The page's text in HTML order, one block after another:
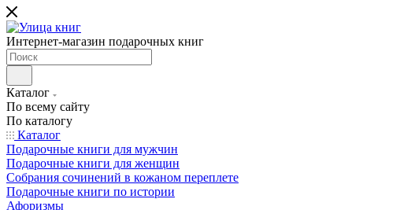
Интернет-магазин подарочных книг
Каталог
По всему сайту
По каталогу
Каталог
Подарочные книги для мужчин
Подарочные книги для женщин
Собрания сочинений в кожаном переплете
Подарочные книги по истории
Афоризмы